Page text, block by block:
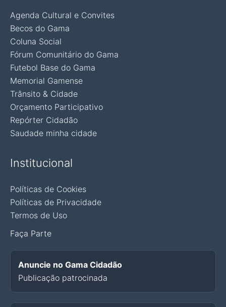
Agenda Cultural e Convites
Becos do Gama
Coluna Social
Fórum Comunitário do Gama
Futebol Base do Gama
Memorial Gamense
Trânsito & Cidade
Orçamento Participativo
Repórter Cidadão
Saudade minha cidade
Institucional
Políticas de Cookies
Políticas de Privacidade
Termos de Uso
Faça Parte
Anuncie no Gama Cidadão
Publicação patrocinada